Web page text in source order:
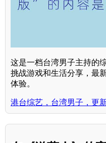
这是一档台湾男子主持的
挑战游戏和生活分享，最
体验。
港台综艺，台湾男子，更